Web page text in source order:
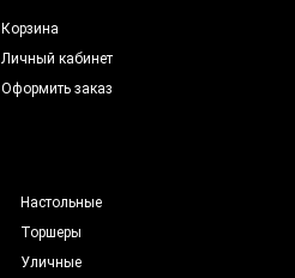
Корзина
Личный кабинет
Оформить заказ
Настольные
Торшеры
Уличные